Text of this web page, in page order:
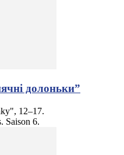
долоньки”
12–17.
Saison 6.